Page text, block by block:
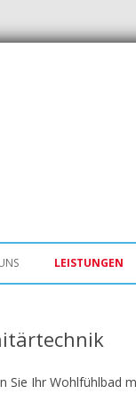
LEISTUNGEN
KUNDENDIENST
Sie Ihr Wohlfühlbad